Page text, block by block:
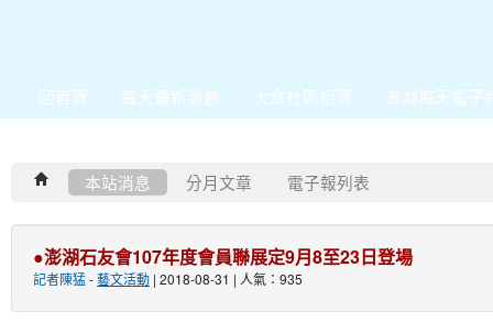
回首頁 每天最新消息 大倉社區相簿 澎湖每天電子
本站消息 分月文章 電子報列表
●澎湖石友會107年度會員聯展定9月8至23日登場
記者陳猛-藝文活動 | 2018-08-31 | 人氣：935